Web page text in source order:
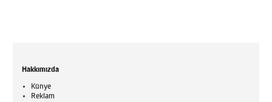
Hakkımızda
Künye
Reklam